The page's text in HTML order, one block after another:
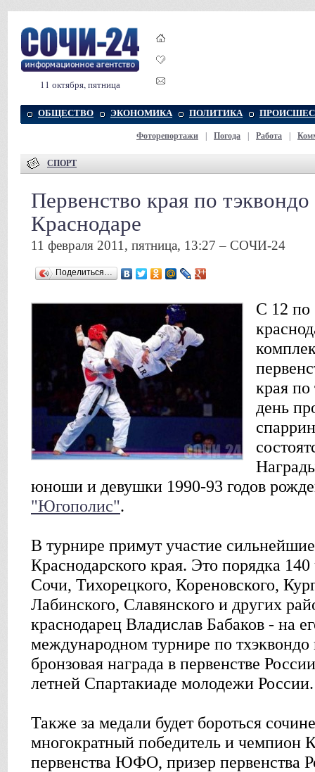
11 октября, пятница
ОБЩЕСТВО ЭКОНОМИКА ПОЛИТИКА
Фоторепортажи Погода Работа
СПОРТ
Первенство края по
Краснодаре
11 февраля 2011, пятница, 13:27 – СОЧИ-24
Поделиться…
С 12 по
края
день
юноши и девушки 1990-93 годов
"Югополис".
В турнире примут участие
Краснодарского края. Это порядка
Сочи, Тихорецкого, Кореновского,
Лабинского, Славянского и других
краснодарец Владислав Бабаков - на
международном турнире по тхэквондо
бронзовая награда в первенстве
летней Спартакиаде молодежи России.
Также за медали будет бороться
многократный победитель и чемпион
первенства ЮФО, призер первенства